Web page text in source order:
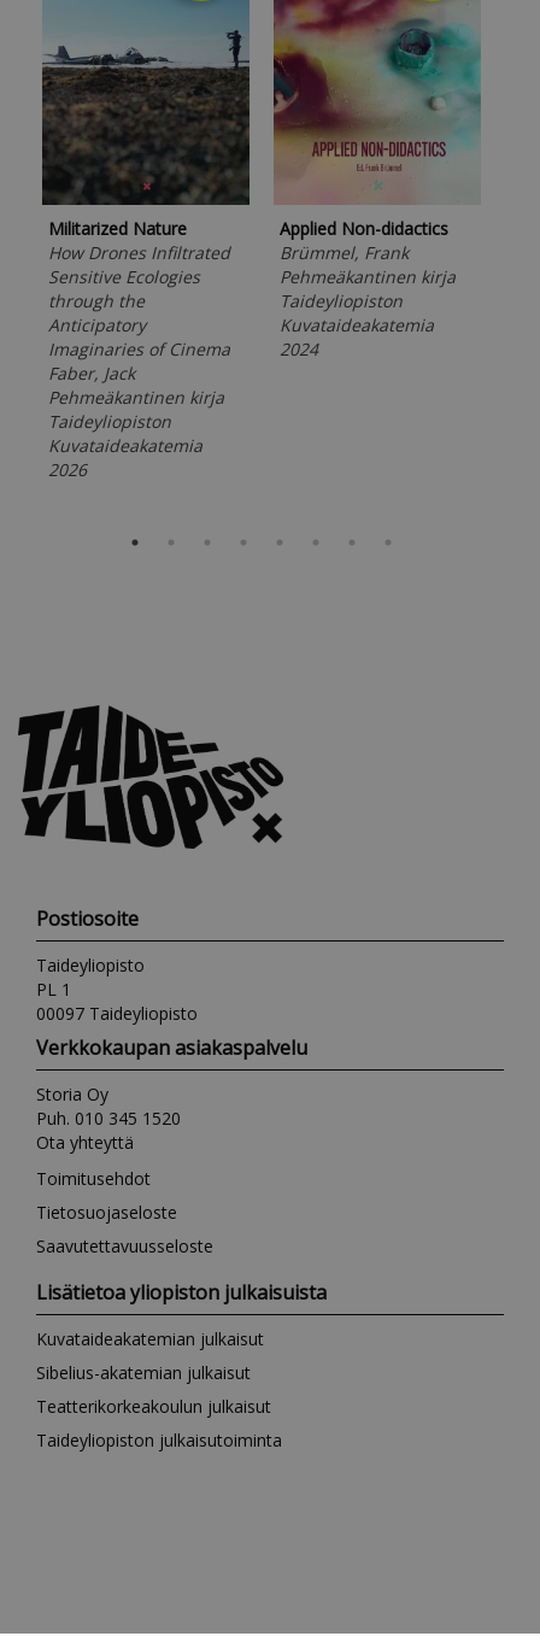
Militarized Nature
How Drones Infiltrated
Sensitive Ecologies
through the
Anticipatory
Imaginaries of Cinema
Faber, Jack
Pehmeäkantinen kirja
Taideyliopiston
Kuvataideakatemia
2026
Applied Non-didactics
Brümmel, Frank
Pehmeäkantinen kirja
Taideyliopiston
Kuvataideakatemia
2024
Postiosoite
Taideyliopisto
PL 1
00097 Taideyliopisto
Verkkokaupan asiakaspalvelu
Storia Oy
Puh. 010 345 1520
Ota yhteyttä
Toimitusehdot
Tietosuojaseloste
Saavutettavuusseloste
Lisätietoa yliopiston julkaisuista
Kuvataideakatemian julkaisut
Sibelius-akatemian julkaisut
Teatterikorkeakoulun julkaisut
Taideyliopiston julkaisutoiminta